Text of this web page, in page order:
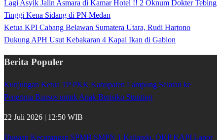
Lagi Asyik Jalin Asmara di Kamar Hotel !! 2 Oknum Dokter Tebing
Tinggi Kena Sidang di PN Medan
Ketua KPI Cabang Belawan Sumatera Utara, Rudi Hartono
Dukung APH Usut Kebakaran 4 Kapal Ikan di Gabion
Berita Populer
Kunjungan Ketua TP PKK Kabupaten Lampung Selatan ke
Penerima Bansos untuk Anak Berisiko Stunting
22 Juli 2026 | 12:50 WIB
Dugaan Kecurangan SPMB SMPN 1 Kalianda, OKP KAPI Lapor